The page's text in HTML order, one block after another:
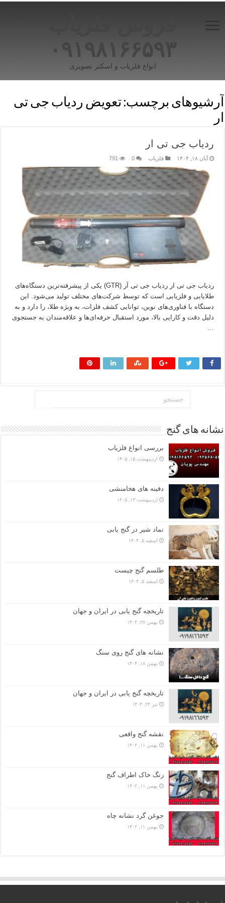
۰۹۱۹۸۱۶۶۵۹۳
انواع فلزیاب و اسکنر تصویری
آرشیوهای برچسب:تعویض ردیاب جی تی
ار
ردیاب جی تی ار
آبان ۱۸, ۱۴۰۴ فلزیاب 0
791
ردیاب جی تی ار ردیاب جی تی آر (GTR) یکی از پیشرفته‌ترین دستگاه‌های
طلایابی و فلزیابی است که توسط شرکت‌های مختلف تولید می‌شود. این
دستگاه با فناوری‌های نوین، توانایی کشف فلزات، به ویژه طلا، را دارد و به
دلیل دقت و کارایی بالا، مورد استقبال حرفه‌ای‌ها و علاقه‌مندان به جستجوی
نشانه های گنج
بررسی انواع فلزیاب
اردیبهشت ۱۵, ۱۴۰۵
دفینه های هخامنشی
اردیبهشت ۱۳, ۱۴۰۵
نماد شیر در گنج یابی
اسفند ۵, ۱۴۰۴
طلسم گنج چیست
اسفند ۵, ۱۴۰۴
تاریخچه گنج‌ یابی در ایران و جهان
بهمن ۲۷, ۱۴۰۴
نشانه های گنج روی سنگ
بهمن ۱۸, ۱۴۰۴
تاریخچه گنج‌ یابی در ایران و جهان
تیر ۲۲, ۱۴۰۴
نقشه گنج واقعی
بهمن ۱۱, ۱۴۰۲
رنگ خاک اطراف گنج
بهمن ۱۱, ۱۴۰۲
جوغن گرد نشانه چاه
بهمن ۱۱, ۱۴۰۲